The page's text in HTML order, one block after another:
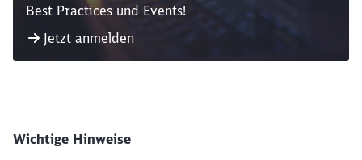
Best Practices und Events!
Jetzt anmelden
Wichtige Hinweise